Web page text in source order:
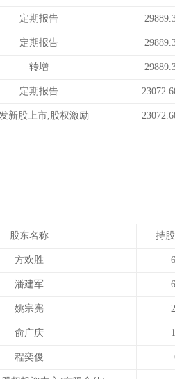
定期报告
定期报告
转增
定期报告
新股上市,股权激励
股东名称 持股
方欢胜
潘建军
姚宗宪
俞广庆
程奕俊